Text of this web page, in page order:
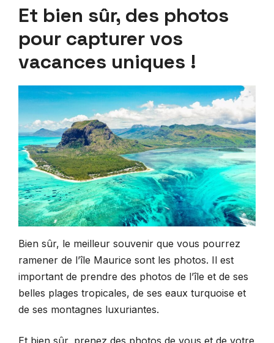
Et bien sûr, des photos
pour capturer vos
vacances uniques !
Bien sûr, le meilleur souvenir que vous pourrez
ramener de l’île Maurice sont les photos. Il est
important de prendre des photos de l’île et de ses
belles plages tropicales, de ses eaux turquoise et
de ses montagnes luxuriantes.